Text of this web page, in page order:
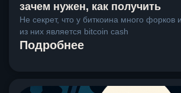
зачем нужен, как получить
Не секрет, что у биткоина много форков
из них является bitcoin cash
Подробнее